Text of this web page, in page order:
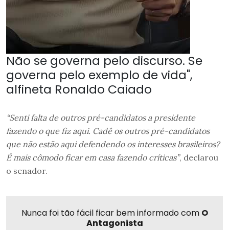
Não se governa pelo discurso. Se
governa pelo exemplo de vida",
alfineta Ronaldo Caiado
“Senti falta de outros pré-candidatos a presidente
fazendo o que fiz aqui. Cadê os outros pré-candidatos
que não estão aqui defendendo os interesses brasileiros?
É mais cômodo ficar em casa fazendo críticas”, declarou
o senador.
Nunca foi tão fácil ficar bem informado com O
Antagonista